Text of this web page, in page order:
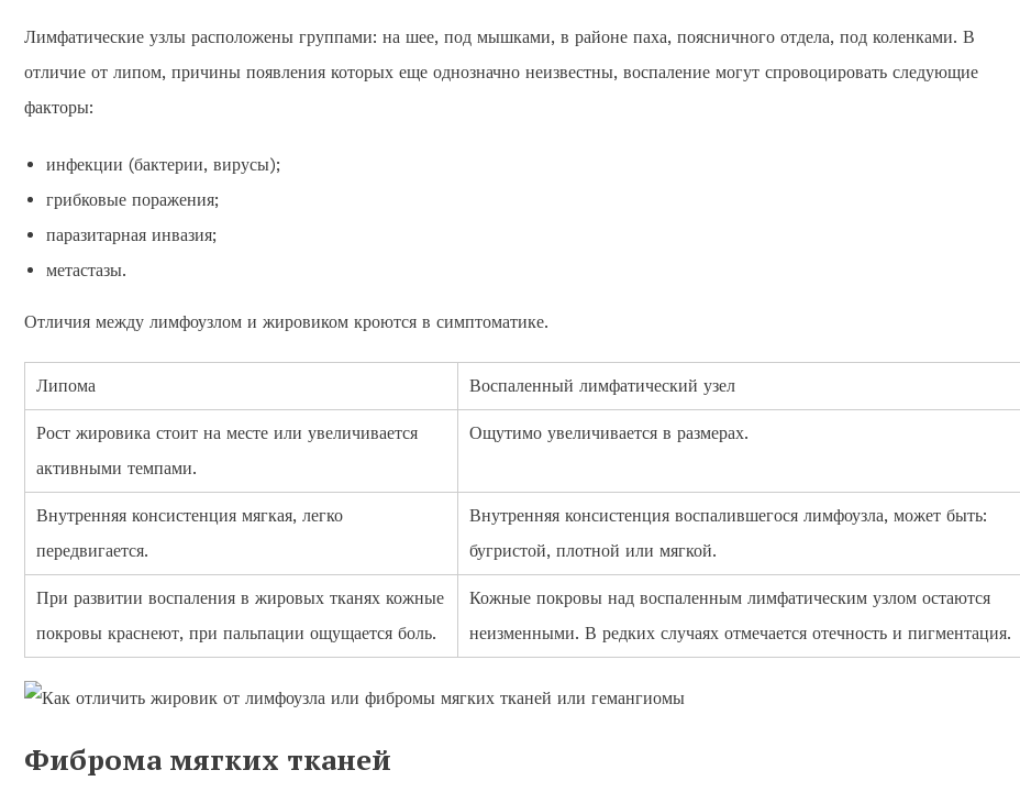
Лимфатические узлы расположены группами: на шее, под мышками, в районе паха, поясничного отдела, под коленками. В
отличие от липом, причины появления которых еще однозначно неизвестны, воспаление могут спровоцировать следующие
факторы:
инфекции (бактерии, вирусы);
грибковые поражения;
паразитарная инвазия;
метастазы.
Отличия между лимфоузлом и жировиком кроются в симптоматике.
Липома Воспаленный лимфатический узел
Рост жировика стоит на месте или увеличивается
активными темпами.
Ощутимо увеличивается в размерах.
Внутренняя консистенция мягкая, легко
передвигается.
Внутренняя консистенция воспалившегося лимфоузла, может быть:
бугристой, плотной или мягкой.
При развитии воспаления в жировых тканях кожные
покровы краснеют, при пальпации ощущается боль.
Кожные покровы над воспаленным лимфатическим узлом остаются
неизменными. В редких случаях отмечается отечность и пигментация.
Фиброма мягких тканей